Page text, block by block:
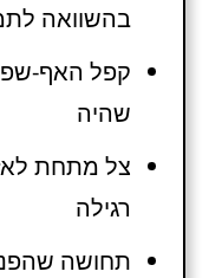
בהשוואה
קפל האף-
שהיה
צל מתחת
רגילה
תחושה